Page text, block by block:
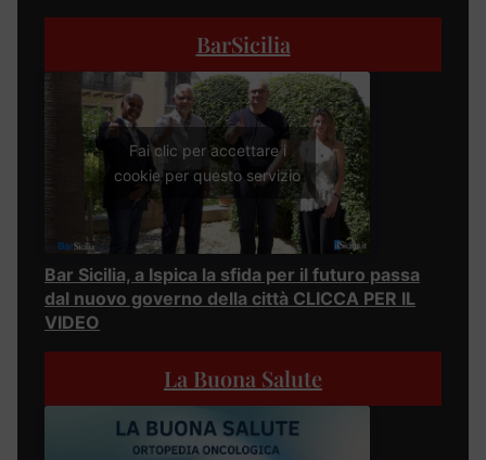
BarSicilia
Fai clic per accettare i
cookie per questo servizio
Bar Sicilia, a Ispica la sfida per il futuro passa
dal nuovo governo della città CLICCA PER IL
VIDEO
La Buona Salute